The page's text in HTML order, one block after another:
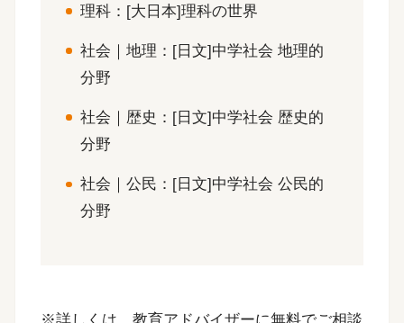
理科：[大日本]理科の世界
社会｜地理：[日文]中学社会 地理的
分野
社会｜歴史：[日文]中学社会 歴史的
分野
社会｜公民：[日文]中学社会 公民的
分野